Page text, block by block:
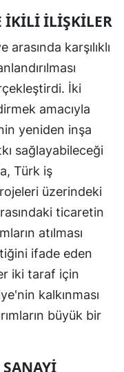
İKILI İLIŞKILER
karşılıklı
İki
amacıyla
yeniden inşa
sağlayabileceği
Türk iş
üzerindeki
ticaretin
atılması
ifade eden
iki taraf için
kalkınması
büyük bir